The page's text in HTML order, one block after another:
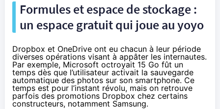
Formules et espace de stockage :
un espace gratuit qui joue au yoyo
Dropbox et OneDrive ont eu chacun à leur période
diverses opérations visant à appâter les internautes.
Par exemple, Microsoft octroyait 15 Go fût un
temps dès que l’utilisateur activait la sauvegarde
automatique des photos sur son smartphone. Ce
temps est pour l’instant révolu, mais on retrouve
parfois des promotions Dropbox chez certains
constructeurs, notamment Samsung.